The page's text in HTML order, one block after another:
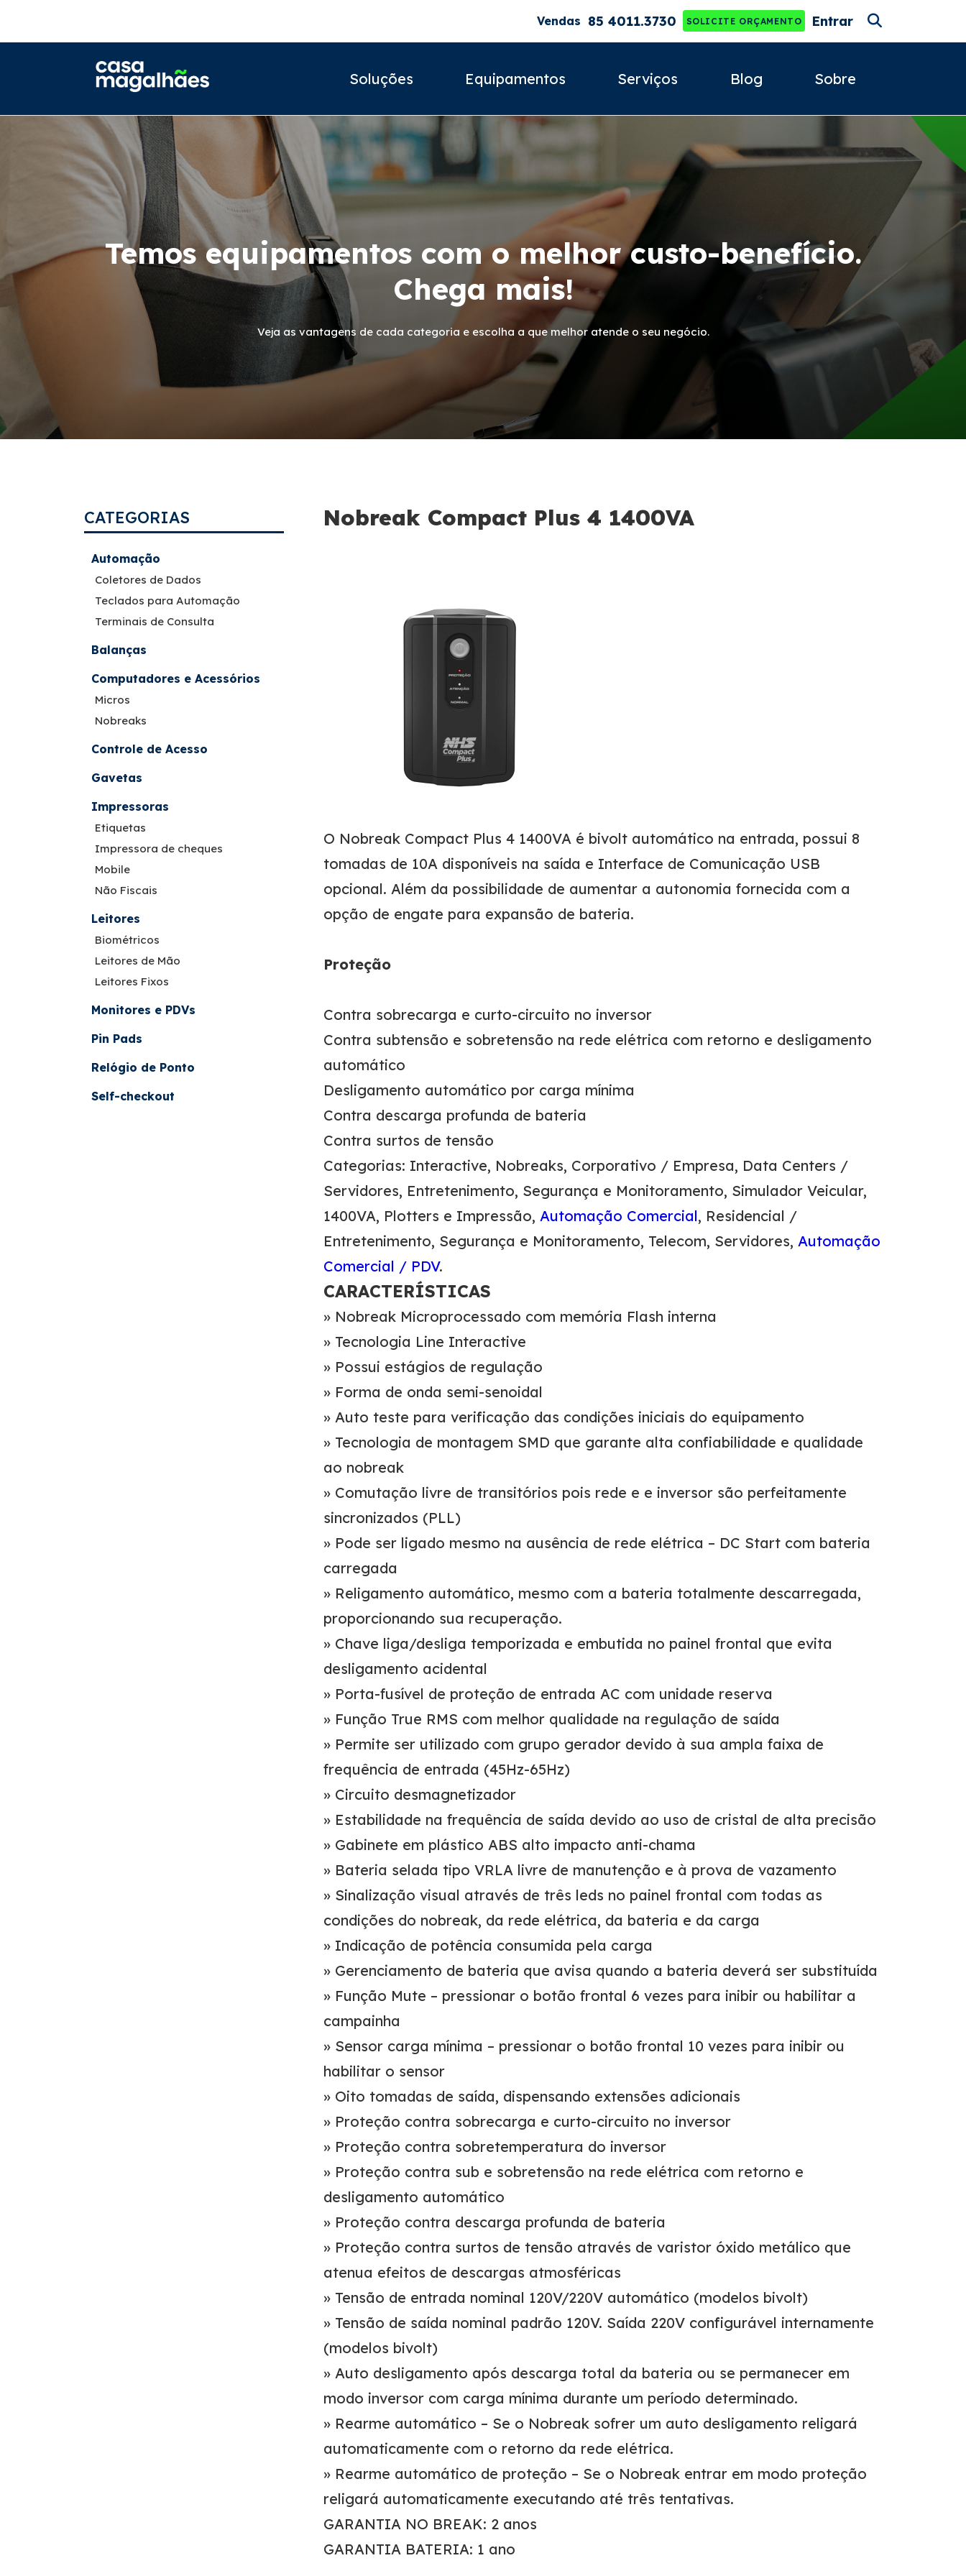
Vendas 85 4011.3730 SOLICITE ORÇAMENTO Entrar
Soluções Equipamentos Serviços Blog Sobre
Temos equipamentos com o melhor custo-benefício.
Chega mais!
Veja as vantagens de cada categoria e escolha a que melhor atende o seu negócio.
CATEGORIAS
Automação
Coletores de Dados
Teclados para Automação
Terminais de Consulta
Balanças
Computadores e Acessórios
Micros
Nobreaks
Controle de Acesso
Gavetas
Impressoras
Etiquetas
Impressora de cheques
Mobile
Não Fiscais
Leitores
Biométricos
Leitores de Mão
Leitores Fixos
Monitores e PDVs
Pin Pads
Relógio de Ponto
Self-checkout
Nobreak Compact Plus 4 1400VA
O Nobreak Compact Plus 4 1400VA é bivolt automático na entrada, possui 8
tomadas de 10A disponíveis na saída e Interface de Comunicação USB
opcional. Além da possibilidade de aumentar a autonomia fornecida com a
opção de engate para expansão de bateria.
Proteção
Contra sobrecarga e curto-circuito no inversor
Contra subtensão e sobretensão na rede elétrica com retorno e desligamento
automático
Desligamento automático por carga mínima
Contra descarga profunda de bateria
Contra surtos de tensão
Categorias: Interactive, Nobreaks, Corporativo / Empresa, Data Centers /
Servidores, Entretenimento, Segurança e Monitoramento, Simulador Veicular,
1400VA, Plotters e Impressão, Automação Comercial, Residencial /
Entretenimento, Segurança e Monitoramento, Telecom, Servidores, Automação
Comercial / PDV.
CARACTERÍSTICAS
» Nobreak Microprocessado com memória Flash interna
» Tecnologia Line Interactive
» Possui estágios de regulação
» Forma de onda semi-senoidal
» Auto teste para verificação das condições iniciais do equipamento
» Tecnologia de montagem SMD que garante alta confiabilidade e qualidade
ao nobreak
» Comutação livre de transitórios pois rede e e inversor são perfeitamente
sincronizados (PLL)
» Pode ser ligado mesmo na ausência de rede elétrica – DC Start com bateria
carregada
» Religamento automático, mesmo com a bateria totalmente descarregada,
proporcionando sua recuperação.
» Chave liga/desliga temporizada e embutida no painel frontal que evita
desligamento acidental
» Porta-fusível de proteção de entrada AC com unidade reserva
» Função True RMS com melhor qualidade na regulação de saída
» Permite ser utilizado com grupo gerador devido à sua ampla faixa de
frequência de entrada (45Hz-65Hz)
» Circuito desmagnetizador
» Estabilidade na frequência de saída devido ao uso de cristal de alta precisão
» Gabinete em plástico ABS alto impacto anti-chama
» Bateria selada tipo VRLA livre de manutenção e à prova de vazamento
» Sinalização visual através de três leds no painel frontal com todas as
condições do nobreak, da rede elétrica, da bateria e da carga
» Indicação de potência consumida pela carga
» Gerenciamento de bateria que avisa quando a bateria deverá ser substituída
» Função Mute – pressionar o botão frontal 6 vezes para inibir ou habilitar a
campainha
» Sensor carga mínima – pressionar o botão frontal 10 vezes para inibir ou
habilitar o sensor
» Oito tomadas de saída, dispensando extensões adicionais
» Proteção contra sobrecarga e curto-circuito no inversor
» Proteção contra sobretemperatura do inversor
» Proteção contra sub e sobretensão na rede elétrica com retorno e
desligamento automático
» Proteção contra descarga profunda de bateria
» Proteção contra surtos de tensão através de varistor óxido metálico que
atenua efeitos de descargas atmosféricas
» Tensão de entrada nominal 120V/220V automático (modelos bivolt)
» Tensão de saída nominal padrão 120V. Saída 220V configurável internamente
(modelos bivolt)
» Auto desligamento após descarga total da bateria ou se permanecer em
modo inversor com carga mínima durante um período determinado.
» Rearme automático – Se o Nobreak sofrer um auto desligamento religará
automaticamente com o retorno da rede elétrica.
» Rearme automático de proteção – Se o Nobreak entrar em modo proteção
religará automaticamente executando até três tentativas.
GARANTIA NO BREAK: 2 anos
GARANTIA BATERIA: 1 ano